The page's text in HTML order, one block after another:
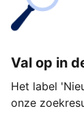
Val op in
Het label
onze